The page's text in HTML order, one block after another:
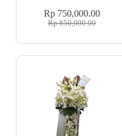
Rp850,000.00
Rp750,000.00